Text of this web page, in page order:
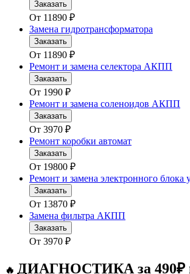
Заказать
От 11890 ₽
Замена гидротрансформатора
Заказать
От 11890 ₽
Ремонт и замена селектора АКПП
Заказать
От 1990 ₽
Ремонт и замена соленоидов АКПП
Заказать
От 3970 ₽
Ремонт коробки автомат
Заказать
От 19800 ₽
Ремонт и замена электронного блока
Заказать
От 13870 ₽
Замена фильтра АКПП
Заказать
От 3970 ₽
🔥 ДИАГНОСТИКА за 490₽